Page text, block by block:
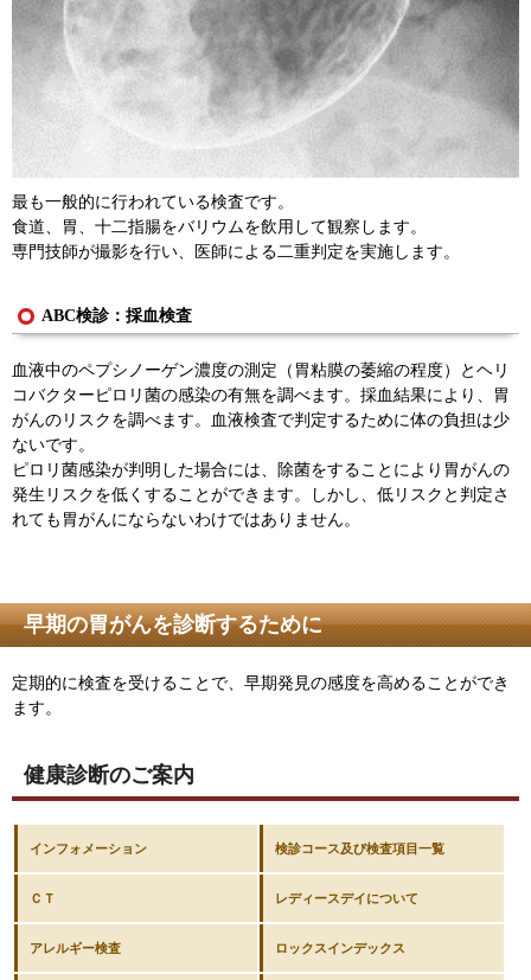
最も一般的に行われている検査です。
食道、胃、十二指腸をバリウムを飲用して観察します。
専門技師が撮影を行い、医師による二重判定を実施します。
ABC検診：採血検査
血液中のペプシノーゲン濃度の測定（胃粘膜の萎縮の程度）とヘリ
コバクターピロリ菌の感染の有無を調べます。採血結果により、胃
がんのリスクを調べます。血液検査で判定するために体の負担は少
ないです。
ピロリ菌感染が判明した場合には、除菌をすることにより胃がんの
発生リスクを低くすることができます。しかし、低リスクと判定さ
れても胃がんにならないわけではありません。
早期の胃がんを診断するために
定期的に検査を受けることで、早期発見の感度を高めることができ
ます。
健康診断のご案内
インフォメーション 検診コース及び検査項目一覧
ＣＴ レディースデイについて
アレルギー検査 ロックスインデックス